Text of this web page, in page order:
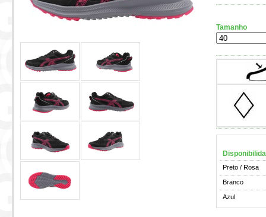
Tamanho
Preto / Rosa
Branco
Azul